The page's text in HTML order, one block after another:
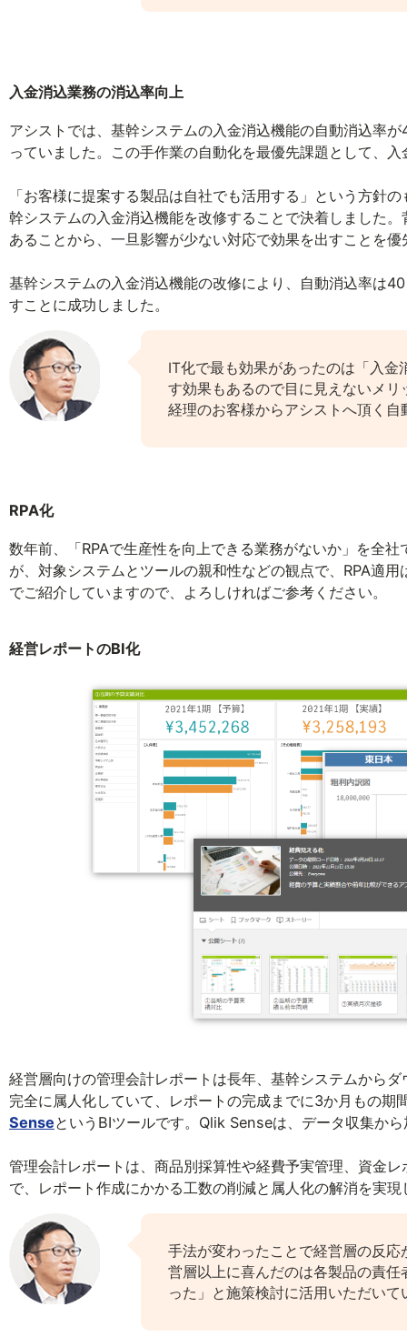
入金消込業務の消込率向上
アシストでは、基幹システムの入金消込機能の自動消込率
っていました。この手作業の自動化を最優先課題として、
「お客様に提案する製品は自社でも活用する」という方針
幹システムの入金消込機能を改修することで決着しました
あることから、一旦影響が少ない対応で効果を出すことを優
基幹システムの入金消込機能の改修により、自動消込率は
すことに成功しました。
IT化で最も効果があったのは「入
す効果もあるので目に見えないメリ
経理のお客様からアシストへ頂く
RPA化
数年前、「RPAで生産性を向上できる業務がないか」を全
が、対象システムとツールの親和性などの観点で、RPA適
でご紹介していますので、よろしければご参考ください。
経営レポートのBI化
経営層向けの管理会計レポートは長年、基幹システムから
完全に属人化していて、レポートの完成までに3か月もの
SenseというBIツールです。Qlik Senseは、データ収集か
管理会計レポートは、商品別採算性や経費予実管理、資金
で、レポート作成にかかる工数の削減と属人化の解消を実現
手法が変わったことで経営層の反
営層以上に喜んだのは各製品の責
った」と施策検討に活用いただいて